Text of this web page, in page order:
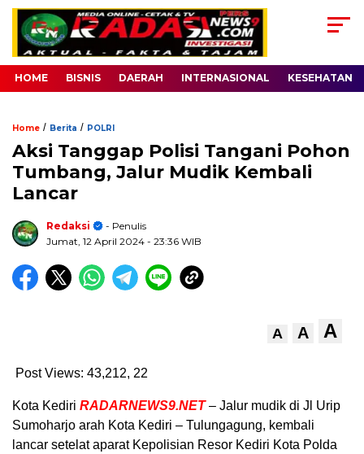
HOME BISNIS DAERAH INTERNASIONAL KESEHATAN
Home / Berita / POLRI
Aksi Tanggap Polisi Tangani Pohon
Tumbang, Jalur Mudik Kembali
Lancar
Redaksi
- Penulis
Jumat, 12 April 2024 - 23:36 WIB
A A A
Post Views: 43,212, 22
Kota Kediri RADARNEWS9.NET– Jalur mudik di Jl Urip
Sumoharjo arah Kota Kediri – Tulungagung, kembali
lancar setelat aparat Kepolisian Resor Kediri Kota Polda